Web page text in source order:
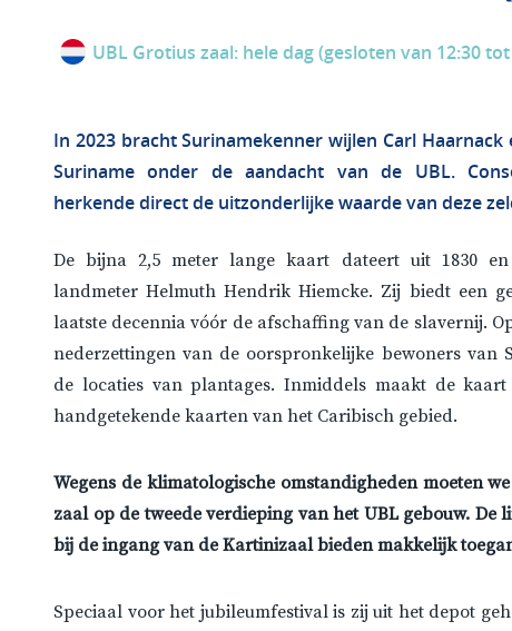
UBL Grotius zaal: hele dag (gesloten van 12:30
In 2023 bracht Surinamekenner wijlen Carl
Suriname onder de aandacht van de UBL.
herkende direct de uitzonderlijke waarde van deze
De bijna 2,5 meter lange kaart dateert uit 1830
landmeter Helmuth Hendrik Hiemcke. Zij biedt een
laatste decennia vóór de afschaffing van de slavernij.
nederzettingen van de oorspronkelijke bewoners van
de locaties van plantages. Inmiddels maakt de
handgetekende kaarten van het Caribisch gebied.
Wegens de klimatologische omstandigheden moeten
zaal op de tweede verdieping van het UBL gebouw.
bij de ingang van de Kartinizaal bieden makkelijk
Speciaal voor het jubileumfestival is zij uit het depot